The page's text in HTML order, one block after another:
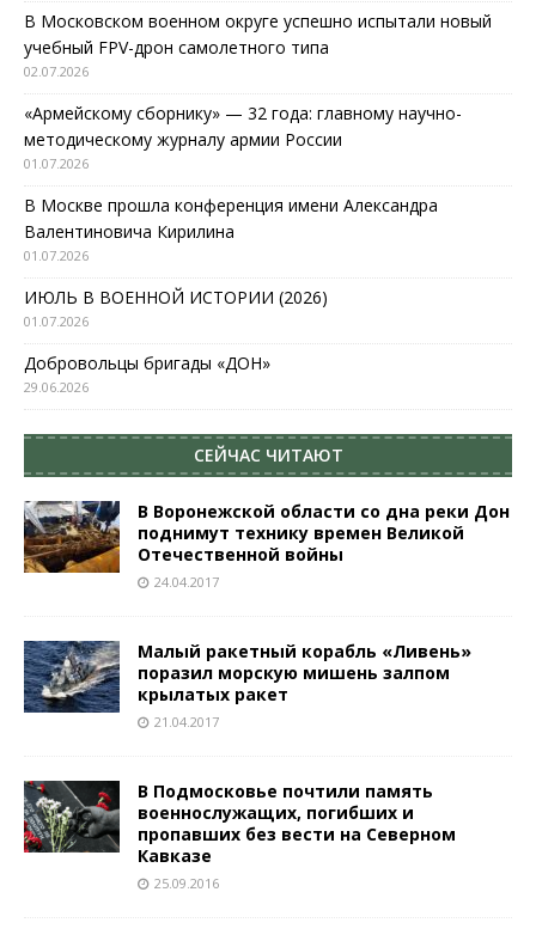
В Московском военном округе успешно испытали новый
учебный FPV-дрон самолетного типа
02.07.2026
«Армейскому сборнику» — 32 года: главному научно-
методическому журналу армии России
01.07.2026
В Москве прошла конференция имени Александра
Валентиновича Кирилина
01.07.2026
ИЮЛЬ В ВОЕННОЙ ИСТОРИИ (2026)
01.07.2026
Добровольцы бригады «ДОН»
29.06.2026
СЕЙЧАС ЧИТАЮТ
В Воронежской области со дна реки Дон
поднимут технику времен Великой
Отечественной войны
24.04.2017
Малый ракетный корабль «Ливень»
поразил морскую мишень залпом
крылатых ракет
21.04.2017
В Подмосковье почтили память
военнослужащих, погибших и
пропавших без вести на Северном
Кавказе
25.09.2016